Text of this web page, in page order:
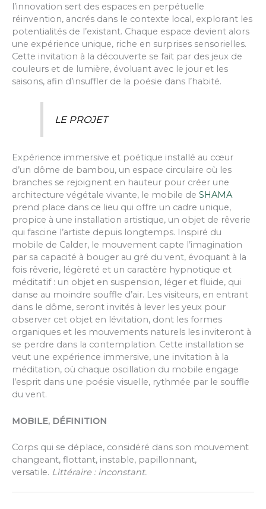
l’innovation sert des espaces en perpétuelle
réinvention, ancrés dans le contexte local, explorant les
potentialités de l’existant. Chaque espace devient alors
une expérience unique, riche en surprises sensorielles.
Cette invitation à la découverte se fait par des jeux de
couleurs et de lumière, évoluant avec le jour et les
saisons, afin d’insuffler de la poésie dans l’habité.
LE PROJET
Expérience immersive et poétique installé au cœur
d’un dôme de bambou, un espace circulaire où les
branches se rejoignent en hauteur pour créer une
architecture végétale vivante, le mobile de SHAMA
prend place dans ce lieu qui offre un cadre unique,
propice à une installation artistique, un objet de rêverie
qui fascine l’artiste depuis longtemps. Inspiré du
mobile de Calder, le mouvement capte l’imagination
par sa capacité à bouger au gré du vent, évoquant à la
fois rêverie, légèreté et un caractère hypnotique et
méditatif : un objet en suspension, léger et fluide, qui
danse au moindre souffle d’air. Les visiteurs, en entrant
dans le dôme, seront invités à lever les yeux pour
observer cet objet en lévitation, dont les formes
organiques et les mouvements naturels les inviteront à
se perdre dans la contemplation. Cette installation se
veut une expérience immersive, une invitation à la
méditation, où chaque oscillation du mobile engage
l’esprit dans une poésie visuelle, rythmée par le souffle
du vent.
MOBILE, DÉFINITION
Corps qui se déplace, considéré dans son mouvement
changeant, flottant, instable, papillonnant,
versatile. Littéraire : inconstant.